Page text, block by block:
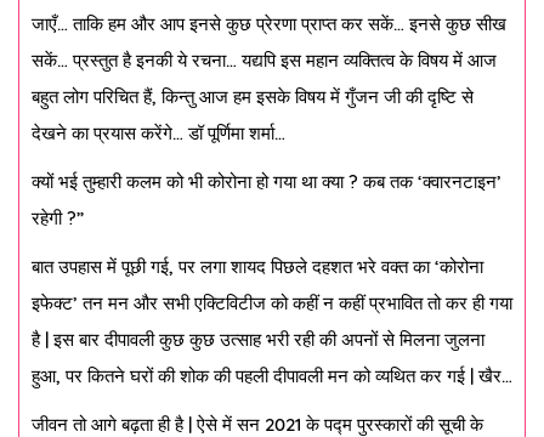
जाएँ… ताकि हम और आप इनसे कुछ प्रेरणा प्राप्त कर सकें… इनसे कुछ सीख
सकें… प्रस्तुत है इनकी ये रचना… यद्यपि इस महान व्यक्तित्व के विषय में आज
बहुत लोग परिचित हैं, किन्तु आज हम इसके विषय में गुँजन जी की दृष्टि से
देखने का प्रयास करेंगे… डॉ पूर्णिमा शर्मा…
क्यों भई तुम्हारी कलम को भी कोरोना हो गया था क्या ? कब तक ‘क्वारनटाइन’
रहेगी ?”
बात उपहास में पूछी गई, पर लगा शायद पिछले दहशत भरे वक्त का ‘कोरोना
इफेक्ट’ तन मन और सभी एक्टिविटीज को कहीं न कहीं प्रभावित तो कर ही गया
है | इस बार दीपावली कुछ कुछ उत्साह भरी रही की अपनों से मिलना जुलना
हुआ, पर कितने घरों की शोक की पहली दीपावली मन को व्यथित कर गई | खैर…
जीवन तो आगे बढ़ता ही है | ऐसे में सन 2021 के पद्म पुरस्कारों की सूची के